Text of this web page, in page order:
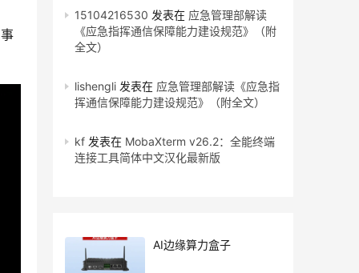
15104216530 发表在 应急管理部解读
《应急指挥通信保障能力建设规范》（附
全文）
lishengli 发表在 应急管理部解读《应急指
挥通信保障能力建设规范》（附全文）
kf 发表在 MobaXterm v26.2：全能终端
连接工具简体中文汉化最新版
AI边缘算力盒子